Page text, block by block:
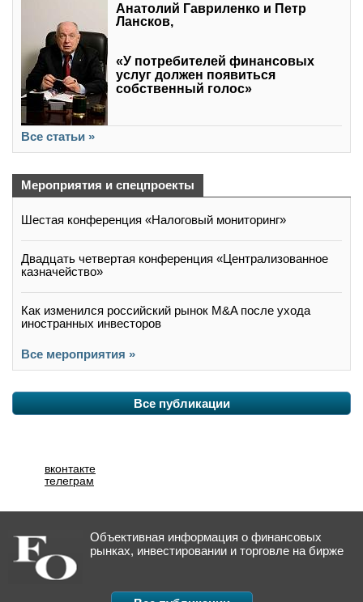
Анатолий Гавриленко и Петр
Лансков,
«У потребителей финансовых
услуг должен появиться
собственный голос»
Все статьи »
Мероприятия и спецпроекты
Шестая конференция «Налоговый мониторинг»
Двадцать четвертая конференция «Централизованное
казначейство»
Как изменился российский рынок M&A после ухода
иностранных инвесторов
Все мероприятия »
Все публикации
вконтакте
телеграм
Объективная информация о финансовых
рынках, инвестировании и торговле на бирже